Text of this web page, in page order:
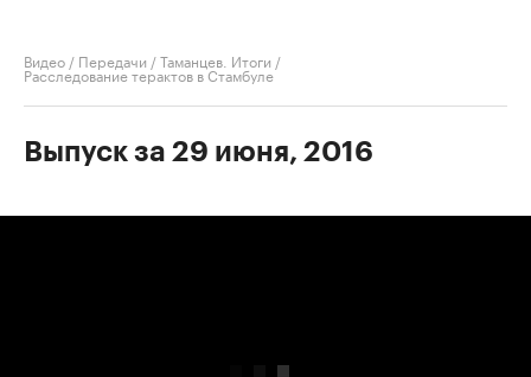
Видео / Передачи /Таманцев. Итоги /
Расследование терактов в Стамбуле
Выпуск за 29 июня, 2016